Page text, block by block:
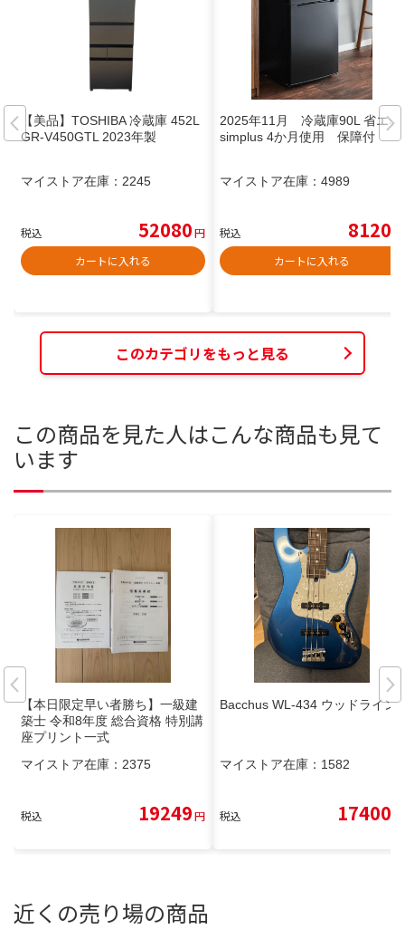
【美品】TOSHIBA 冷蔵庫 452L
GR-V450GTL 2023年製
マイストア在庫： 2245
税込 52080円
カートに入れる
2025年11月 冷蔵庫90L 省エネ
simplus 4か月使用 保障付
マイストア在庫： 4989
税込 8120
カートに入れる
このカテゴリをもっと見る
この商品を見た人はこんな商品も見て
います
【本日限定早い者勝ち】一級建
築士 令和8年度 総合資格 特別講
座プリント一式
マイストア在庫： 2375
税込 19249円
Bacchus WL-434 ウッドライン
マイストア在庫： 1582
税込 17400
近くの売り場の商品